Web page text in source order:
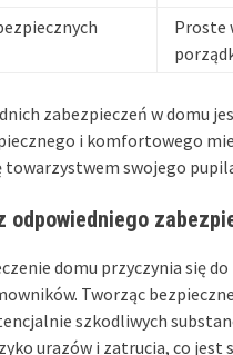
Proste
zabezpieczeń w domu
i komfortowego
towarzystwem swojego
odpowiedniego
domu przyczynia się
Tworząc
szkodliwych
urazów i zatrucia, co